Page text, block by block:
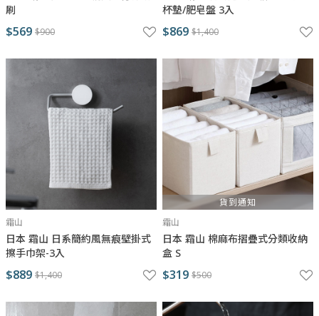
刷
$569 $900
杯墊/肥皂盤 3入
$869 $1,400
霜山
日本 霜山 日系簡約風無痕壁掛式
擦手巾架-3入
$889 $1,400
貨到通知
霜山
日本 霜山 棉麻布摺疊式分類收納
盒 S
$319 $500